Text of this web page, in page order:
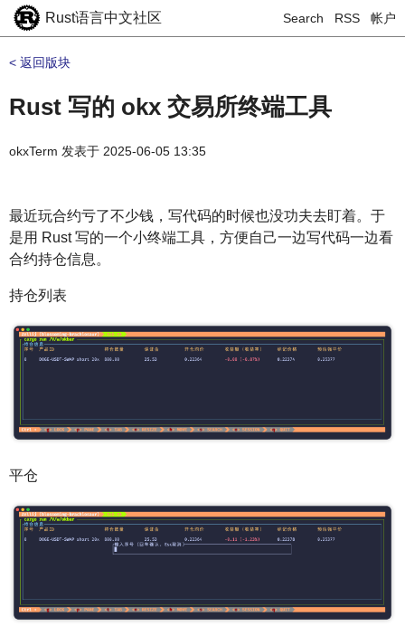
Rust语言中文社区 Search RSS 帐户
< 返回版块
Rust 写的 okx 交易所终端工具
okxTerm 发表于 2025-06-05 13:35
最近玩合约亏了不少钱，写代码的时候也没功夫去盯着。于
是用 Rust 写的一个小终端工具，方便自己一边写代码一边看
合约持仓信息。
持仓列表
平仓